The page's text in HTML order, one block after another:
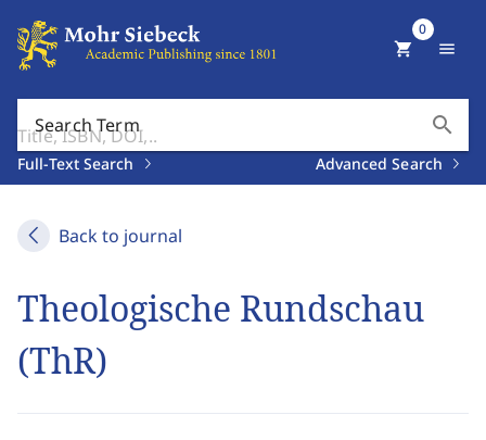
Search Term search
Full-Text Search Advanced Search
shopping_cart
0
menu
Back to journal
Theologische Rundschau
(ThR)